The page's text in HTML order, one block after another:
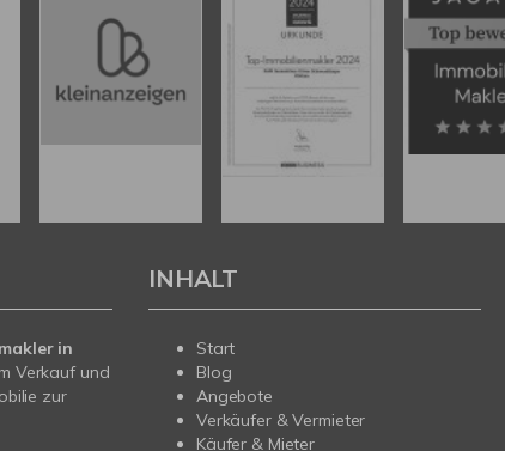
in
Verkauf und
zur
INHALT
Start
Blog
Angebote
Verkäufer & Vermieter
Käufer & Mieter